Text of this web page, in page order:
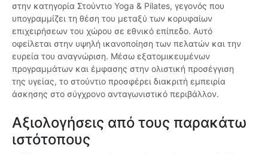
στην κατηγορία Στούντιο Yoga & Pilates, γεγονός που
υπογραμμίζει τη θέση του μεταξύ των κορυφαίων
επιχειρήσεων του χώρου σε εθνικό επίπεδο. Αυτό
οφείλεται στην υψηλή ικανοποίηση των πελατών και την
ευρεία του αναγνώριση. Μέσω εξατομικευμένων
προγραμμάτων και έμφασης στην ολιστική προσέγγιση
της υγείας, το στούντιο προσφέρει διακριτή εμπειρία
άσκησης στο σύγχρονο ανταγωνιστικό περιβάλλον.
Αξιολογήσεις από τους παρακάτω
ιστότοπους